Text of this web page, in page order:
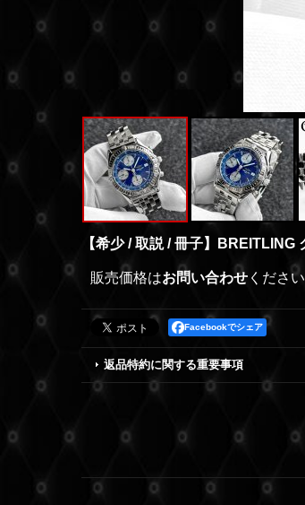
【希少 / 取説 / 冊子】
販売価格はお問い合わせ ください
Facebookでシェア
返品特約に関する重要事項